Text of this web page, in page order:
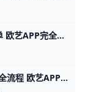
欧艺APP中文界面全支持！一键切换超简单 欧艺APP完全支持中文界面，这让很多用户用起来很方便。根据官方指南和用户反馈，APP内有简体中文和繁体中文选项，能覆盖大部分交易和设置页面。例如，进入“我的”页面后，你会看到“语言”或“Language”按钮，一键切换后界面马上变成中文。
欧艺APP注册5分钟搞定，新手必看注册全流程 欧艺APP注册其实非常简单，只要跟着几个关键步骤，基本能在几分钟内完成。对新手来说，最重要的是选对下载渠道、正确填写基本信息，并尽快开启安全保护功能。这样不仅能快速拿到账户，还能让登录和使用过程更安心。